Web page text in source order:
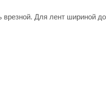
Для лент шириной